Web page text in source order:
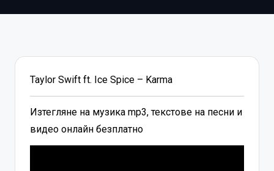
Taylor Swift ft. Ice Spice – Karma
Изтегляне на музика mp3, текстове на песни и
видео онлайн безплатно